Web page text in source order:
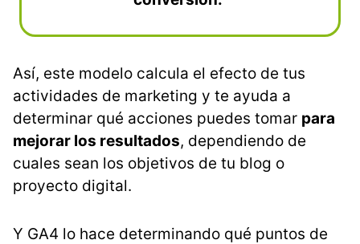
Así, este modelo calcula el efecto de tus
actividades de marketing y te ayuda a
determinar qué acciones puedes tomar para
mejorar los resultados, dependiendo de
cuales sean los objetivos de tu blog o
proyecto digital.
Y GA4 lo hace determinando qué puntos de